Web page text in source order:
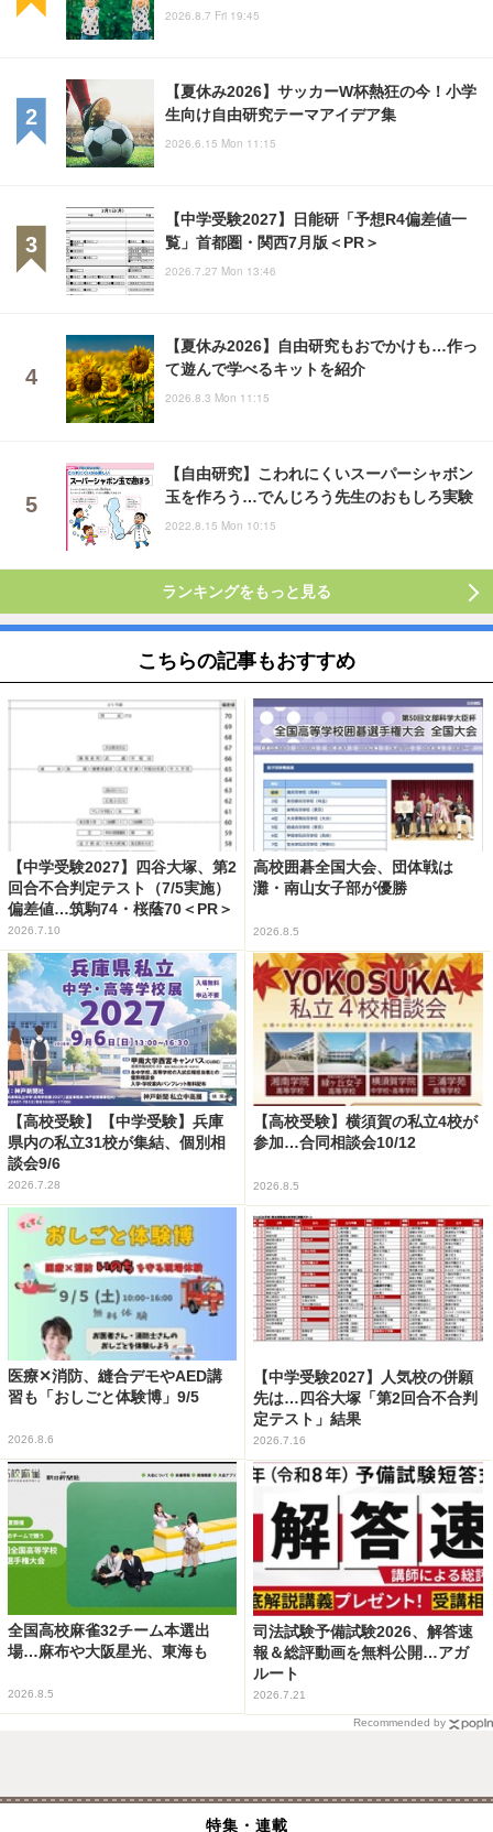
2026.8.7 Fri 19:45
【夏休み2026】サッカーW杯熱狂の今！小学
生向け自由研究テーマアイデア集
2026.6.15 Mon 11:15
【中学受験2027】日能研「予想R4偏差値一
覧」首都圏・関西7月版＜PR＞
2026.7.27 Mon 13:46
【夏休み2026】自由研究もおでかけも…作っ
て遊んで学べるキットを紹介
2026.8.3 Mon 11:15
【自由研究】こわれにくいスーパーシャボン
玉を作ろう…でんじろう先生のおもしろ実験
2022.8.15 Mon 10:15
ランキングをもっと見る
こちらの記事もおすすめ
【中学受験2027】四谷大塚、第2
回合不合判定テスト（7/5実施）
偏差値…筑駒74・桜蔭70＜PR＞
2026.7.10
高校囲碁全国大会、団体戦は
灘・南山女子部が優勝
2026.8.5
【高校受験】【中学受験】兵庫
県内の私立31校が集結、個別相
談会9/6
2026.7.28
【高校受験】横須賀の私立4校が
参加…合同相談会10/12
2026.8.5
医療✕消防、縫合デモやAED講
習も「おしごと体験博」9/5
2026.8.6
【中学受験2027】人気校の併願
先は…四谷大塚「第2回合不合判
定テスト」結果
2026.7.16
全国高校麻雀32チーム本選出
場…麻布や大阪星光、東海も
2026.8.5
司法試験予備試験2026、解答速
報＆総評動画を無料公開…アガ
ルート
2026.7.21
Recommended by
特集・連載